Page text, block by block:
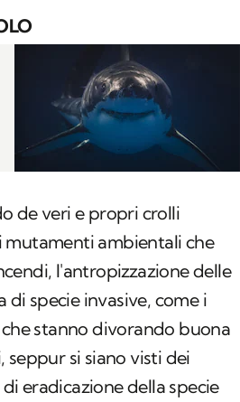
de veri e propri crolli
mutamenti ambientali che
l'antropizzazione delle
specie invasive, come i
che stanno divorando buona
seppur si siano visti dei
eradicazione della specie